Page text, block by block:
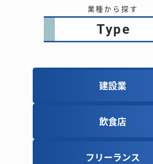
業種から探す
type
建設業
建設業
飲食店
飲食店
フリーランス
フリーランス